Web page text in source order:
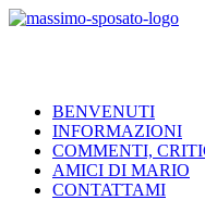
BENVENUTI
INFORMAZIONI
COMMENTI,
AMICI DI MARIO
CONTATTAMI